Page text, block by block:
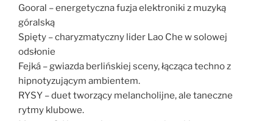
Gooral – energetyczna fuzja elektroniki z muzyką
góralską
Spięty – charyzmatyczny lider Lao Che w solowej
odsłonie
Fejká – gwiazda berlińskiej sceny, łącząca techno z
hipnotyzującym ambientem.
RYSY – duet tworzący melancholijne, ale taneczne
rytmy klubowe.